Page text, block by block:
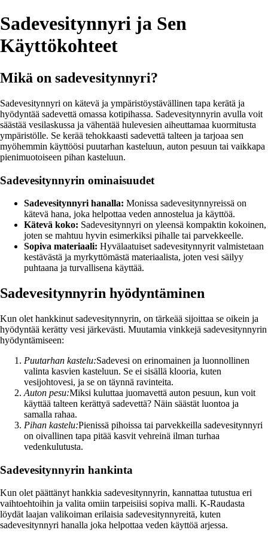
Sadevesitynnyri ja Sen
Käyttökohteet
Mikä on sadevesitynnyri?
Sadevesitynnyri on kätevä ja ympäristöystävällinen tapa kerätä ja
hyödyntää sadevettä omassa kotipihassa. Sadevesitynnyrin avulla voit
säästää vesilaskussa ja vähentää hulevesien aiheuttamaa kuormitusta
ympäristölle. Se kerää tehokkaasti sadevettä talteen ja tarjoaa sen
myöhemmin käyttöösi puutarhan kasteluun, auton pesuun tai vaikkapa
pienimuotoiseen pihan kasteluun.
Sadevesitynnyrin ominaisuudet
Sadevesitynnyri hanalla: Monissa sadevesitynnyreissä on
kätevä hana, joka helpottaa veden annostelua ja käyttöä.
Kätevä koko: Sadevesitynnyri on yleensä kompaktin kokoinen,
joten se mahtuu hyvin esimerkiksi pihalle tai parvekkeelle.
Sopiva materiaali: Hyvälaatuiset sadevesitynnyrit valmistetaan
kestävästä ja myrkyttömästä materiaalista, joten vesi säilyy
puhtaana ja turvallisena käyttää.
Sadevesitynnyrin hyödyntäminen
Kun olet hankkinut sadevesitynnyrin, on tärkeää sijoittaa se oikein ja
hyödyntää kerätty vesi järkevästi. Muutamia vinkkejä sadevesitynnyrin
hyödyntämiseen:
Puutarhan kastelu:Sadevesi on erinomainen ja luonnollinen
valinta kasvien kasteluun. Se ei sisällä klooria, kuten
vesijohtovesi, ja se on täynnä ravinteita.
Auton pesu:Miksi kuluttaa juomavettä auton pesuun, kun voit
käyttää talteen kerättyä sadevettä? Näin säästät luontoa ja
samalla rahaa.
Pihan kastelu:Pienissä pihoissa tai parvekkeilla sadevesitynnyri
on oivallinen tapa pitää kasvit vehreinä ilman turhaa
vedenkulutusta.
Sadevesitynnyrin hankinta
Kun olet päättänyt hankkia sadevesitynnyrin, kannattaa tutustua eri
vaihtoehtoihin ja valita omiin tarpeisiisi sopiva malli. K-Raudasta
löydät laajan valikoiman erilaisia sadevesitynnyreitä, kuten
sadevesitynnyri hanalla joka helpottaa veden käyttöä arjessa.